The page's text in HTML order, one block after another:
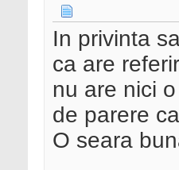
In privinta
ca are
nu are nici
de parere
O seara